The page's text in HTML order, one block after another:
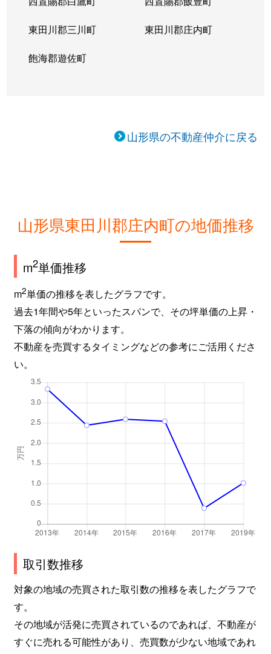
東田川郡三川町 東田川郡庄内町
飽海郡遊佐町
山形県の不動産仲介に戻る
山形県東田川郡庄内町の地価推移
m2単価推移
m2単価の推移を表したグラフです。
過去1年間や5年といったスパンで、その坪単価の上昇・
下落の傾向がわかります。
不動産を売買するタイミングなどの参考にご活用くださ
い。
取引数推移
対象の地域の売買された取引数の推移を表したグラフで
す。
その地域が活発に売買されているのであれば、不動産が
すぐに売れる可能性があり、売買数が少ない地域であれ